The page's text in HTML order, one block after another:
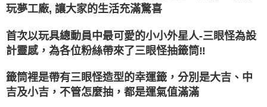
2.付款方式選擇「大哥付你分期」，訂單成立後會自動跳轉到大哥付的交易
成交易。
3.實際核准額度、可分期數及費用金額請依後續交易確認頁面所載為準。
4.訂單成立30分鐘內，如未前往確認交易或遇審核未通過，訂單將自動取
法說明評估內容。
【繳款方式說明】
1.分期款項不併入電信帳單，「大哥付你分期」於每月結算日後寄送繳費提
相關說明
AFTEE先享後付是「在收到商品之後才付款」的支付方式。 讓您購物簡單
便利好安心！
１．簡單：不需註冊會員、不需綁卡、不需儲值。
３．安心：先確認商品／服務後，再付款。
【「AFTEE先享後付」結帳流程】
ATM付款
付款後全家取貨
每筆NT$100，滿NT$1,200(含以上)免運費
玩夢工廠, 讓大家的生活充滿驚喜
首次以玩具總動員中最可愛的小小外星人-三眼怪為設
計靈感，為各位粉絲帶來了三眼怪抽籤筒‼️
籤筒裡是帶有三眼怪造型的幸運籤，分別是大吉、中
吉及小吉，不管怎麼抽，都是運氣值滿滿